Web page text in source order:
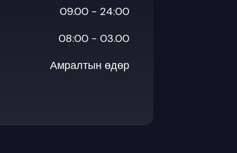
09.00 - 24:00
08:00 - 03.00
Амралтын өдөр